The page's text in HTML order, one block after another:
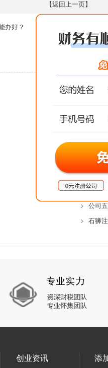
【返回上一页】
办好？
相关
注册
公司
公司
注册
注册
2022
公司
石狮
创业资讯 添